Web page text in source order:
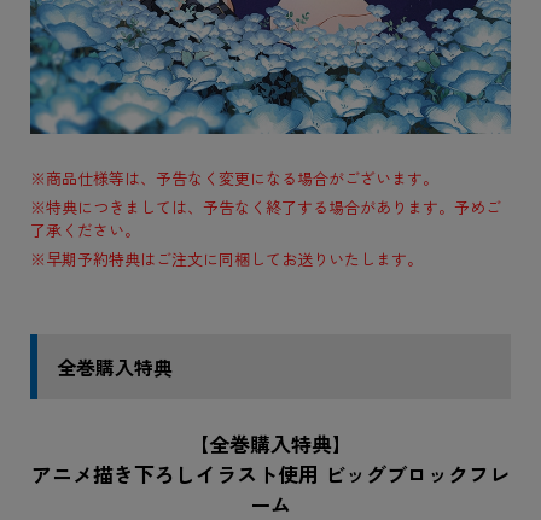
※商品仕様等は、予告なく変更になる場合がございます。
※特典につきましては、予告なく終了する場合があります。予めご
了承ください。
※早期予約特典はご注文に同梱してお送りいたします。
全巻購入特典
【全巻購入特典】
アニメ描き下ろしイラスト使用 ビッグブロックフレ
ーム